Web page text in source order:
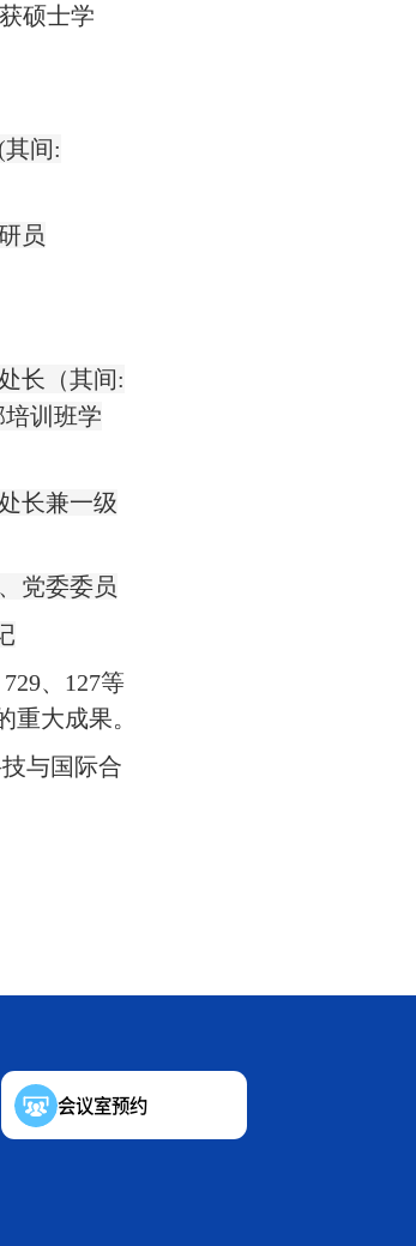
获硕士学
(其间:
员
长（其间:
训班学
长兼一级
党委委员
729、 127等
重大成果。
与国际合
会议室预约